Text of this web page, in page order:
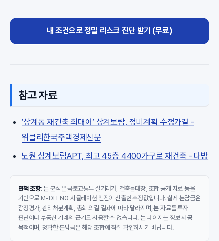
내 조건으로 정밀 리스크 진단 받기 (무료)
참고 자료
‘상계동 재건축 최대어’ 상계보람, 정비계획 수정가결 -
위클리한국주택경제신문
노원 상계보람APT, 최고 45층 4400가구로 재건축 - 다방
면책 조항: 본 분석은 국토교통부 실거래가, 건축물대장, 조합 공개 자료 등을
기반으로 M-DEENO 시뮬레이션 엔진이 산출한 추정값입니다. 실제 분담금은
감정평가, 관리처분계획, 총회 의결 결과에 따라 달라지며, 본 자료를 투자
판단이나 부동산 거래의 근거로 사용할 수 없습니다. 본 페이지는 정보 제공
목적이며, 정확한 분담금은 해당 조합에 직접 확인하시기 바랍니다.